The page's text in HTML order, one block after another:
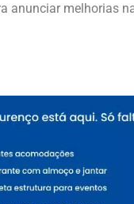
anunciar melhorias